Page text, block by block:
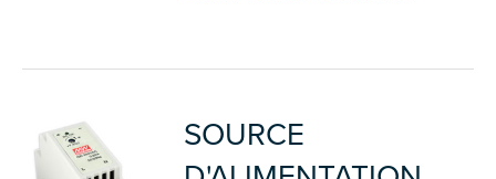
SOURCE